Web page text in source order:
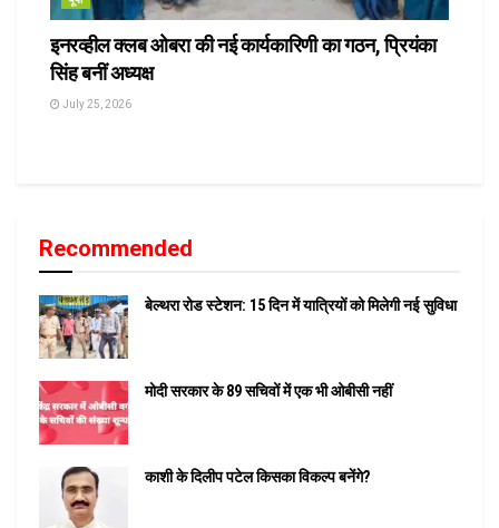
इनरव्हील क्लब ओबरा की नई कार्यकारिणी का गठन, प्रियंका
सिंह बनीं अध्यक्ष
July 25, 2026
Recommended
बेल्थरा रोड स्टेशन: 15 दिन में यात्रियों को मिलेगी नई सुविधा
मोदी सरकार के 89 सचिवों में एक भी ओबीसी नहीं
काशी के दिलीप पटेल किसका विकल्प बनेंगे?